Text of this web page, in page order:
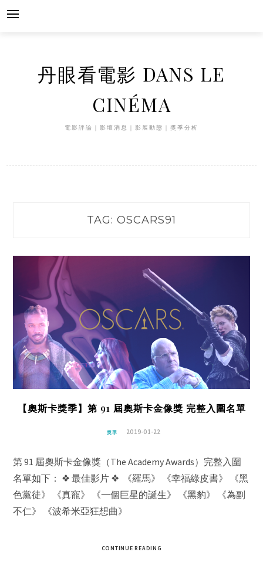
Skip
丹眼看電影 DANS LE
CINÉMA
電影評論｜影壇消息｜影展動態｜獎季分析
TAG: OSCARS91
【奧斯卡獎季】第 91 屆奧斯卡金像獎 完整入圍名單
獎季 2019-01-22
第 91 屆奧斯卡金像獎（The Academy Awards）完整入圍
名單如下： ❖ 最佳影片 ❖ 《羅馬》 《幸福綠皮書》 《黑
色黨徒》 《真寵》 《一個巨星的誕生》 《黑豹》 《為副
不仁》 《波希米亞狂想曲》
CONTINUE READING